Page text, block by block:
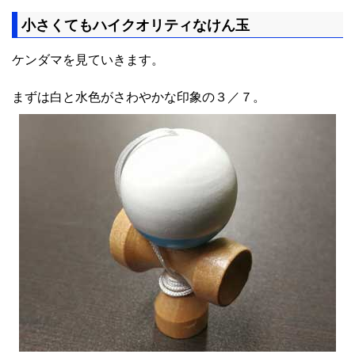
小さくてもハイクオリティなけん玉
ケンダマを見ていきます。
まずは白と水色がさわやかな印象の３／７。